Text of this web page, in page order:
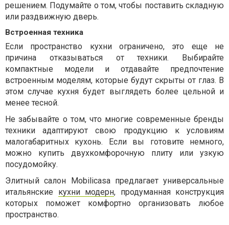
решением. Подумайте о том, чтобы поставить складную
или раздвижную дверь.
Встроенная техника
Если пространство кухни ограничено, это еще не
причина отказываться от техники. Выбирайте
компактные модели и отдавайте предпочтение
встроенным моделям, которые будут скрыты от глаз. В
этом случае кухня будет выглядеть более цельной и
менее тесной.
Не забывайте о том, что многие современные бренды
техники адаптируют свою продукцию к условиям
малогабаритных кухонь. Если вы готовите немного,
можно купить двухкомфорочную плиту или узкую
посудомойку.
Элитный салон Mobilicasa предлагает универсальные
итальянские кухни модерн, продуманная конструкция
которых поможет комфортно организовать любое
пространство.